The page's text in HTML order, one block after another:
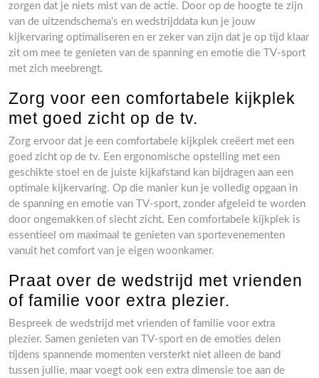
zorgen dat je niets mist van de actie. Door op de hoogte te zijn
van de uitzendschema’s en wedstrijddata kun je jouw
kijkervaring optimaliseren en er zeker van zijn dat je op tijd klaar
zit om mee te genieten van de spanning en emotie die TV-sport
met zich meebrengt.
Zorg voor een comfortabele kijkplek
met goed zicht op de tv.
Zorg ervoor dat je een comfortabele kijkplek creëert met een
goed zicht op de tv. Een ergonomische opstelling met een
geschikte stoel en de juiste kijkafstand kan bijdragen aan een
optimale kijkervaring. Op die manier kun je volledig opgaan in
de spanning en emotie van TV-sport, zonder afgeleid te worden
door ongemakken of slecht zicht. Een comfortabele kijkplek is
essentieel om maximaal te genieten van sportevenementen
vanuit het comfort van je eigen woonkamer.
Praat over de wedstrijd met vrienden
of familie voor extra plezier.
Bespreek de wedstrijd met vrienden of familie voor extra
plezier. Samen genieten van TV-sport en de emoties delen
tijdens spannende momenten versterkt niet alleen de band
tussen jullie, maar voegt ook een extra dimensie toe aan de